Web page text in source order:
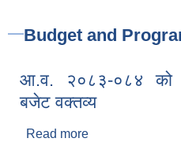
Budget and
आ.व. २०८३-०८४ को
बजेट वक्तव्य
Read more